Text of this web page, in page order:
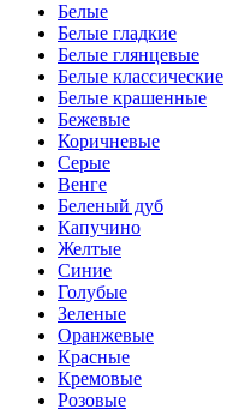
Белые
Белые гладкие
Белые глянцевые
Белые классические
Белые крашенные
Бежевые
Коричневые
Серые
Венге
Беленый дуб
Капучино
Желтые
Синие
Голубые
Зеленые
Оранжевые
Красные
Кремовые
Розовые